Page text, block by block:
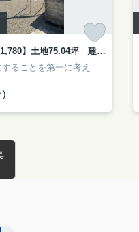
D&CP福武Ⅱ【1,780】土地75.04坪 建物30.34坪
揺れを少なめにすることを第一に考えてつくられた耐震構造になってます。みなさまから好評である、独立した洗面所が付いている物件となっています。100.32㎡の建物面積がある物件です。駐車する場所は何台あっても嬉しいですね。ここは駐車3台可です。住まい探しをするのであれば、予讃線伊予西条周辺はいかがでしょう。住みやすい環境が整っているので、きっとお客様にも満足していただけます。
)